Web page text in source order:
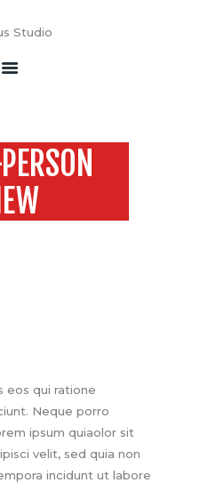
eos qui ratione
Neque porro
ipsum quiaolor sit
velit, sed quia non
incidunt ut labore